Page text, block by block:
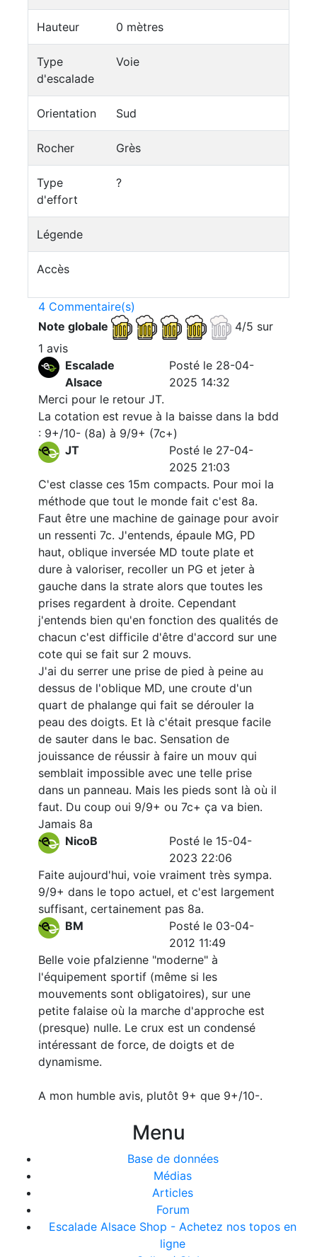
Hauteur 0 mètres
Type
d'escalade
Voie
Orientation Sud
Rocher Grès
Type
d'effort
?
Légende
Accès
4 Commentaire(s)
Note globale
4/5 sur
1 avis
Escalade
Alsace
Posté le 28-04-
2025 14:32
Merci pour le retour JT.
La cotation est revue à la baisse dans la bdd
: 9+/10- (8a) à 9/9+ (7c+)
JT
Posté le 27-04-
2025 21:03
C'est classe ces 15m compacts. Pour moi la
méthode que tout le monde fait c'est 8a.
Faut être une machine de gainage pour avoir
un ressenti 7c. J'entends, épaule MG, PD
haut, oblique inversée MD toute plate et
dure à valoriser, recoller un PG et jeter à
gauche dans la strate alors que toutes les
prises regardent à droite. Cependant
j'entends bien qu'en fonction des qualités de
chacun c'est difficile d'être d'accord sur une
cote qui se fait sur 2 mouvs.
J'ai du serrer une prise de pied à peine au
dessus de l'oblique MD, une croute d'un
quart de phalange qui fait se dérouler la
peau des doigts. Et là c'était presque facile
de sauter dans le bac. Sensation de
jouissance de réussir à faire un mouv qui
semblait impossible avec une telle prise
dans un panneau. Mais les pieds sont là où il
faut. Du coup oui 9/9+ ou 7c+ ça va bien.
Jamais 8a
NicoB
Posté le 15-04-
2023 22:06
Faite aujourd'hui, voie vraiment très sympa.
9/9+ dans le topo actuel, et c'est largement
suffisant, certainement pas 8a.
BM
Posté le 03-04-
2012 11:49
Belle voie pfalzienne "moderne" à
l'équipement sportif (même si les
mouvements sont obligatoires), sur une
petite falaise où la marche d'approche est
(presque) nulle. Le crux est un condensé
intéressant de force, de doigts et de
dynamisme.
A mon humble avis, plutôt 9+ que 9+/10-.
Menu
Base de données
Médias
Articles
Forum
Escalade Alsace Shop - Achetez nos topos en
ligne